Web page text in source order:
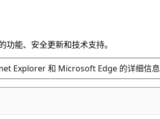
能、安全更新和技术支持。
Explorer 和 Microsoft Edge 的详细信息